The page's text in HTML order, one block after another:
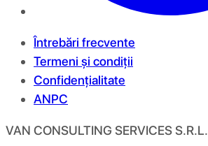
Întrebări frecvente
Termeni și condiții
Confidențialitate
ANPC
VAN CONSULTING SERVICES S.R.L.